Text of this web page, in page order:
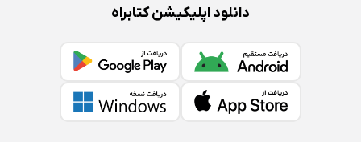
دانلود اپلیکیشن کتابراه